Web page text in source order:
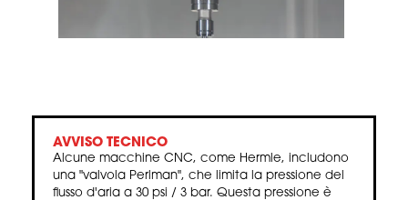
AVVISO TECNICO
Alcune macchine CNC, come Hermle, includono
una "valvola Perlman", che limita la pressione del
flusso d'aria a 30 psi / 3 bar. Questa pressione è